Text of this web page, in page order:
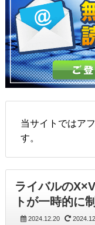
当サイトではア
す。
ライバルの
トが一時的に
2024.12.20